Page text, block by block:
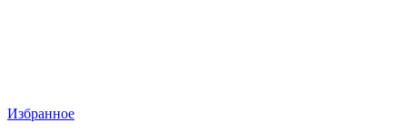
Избранное